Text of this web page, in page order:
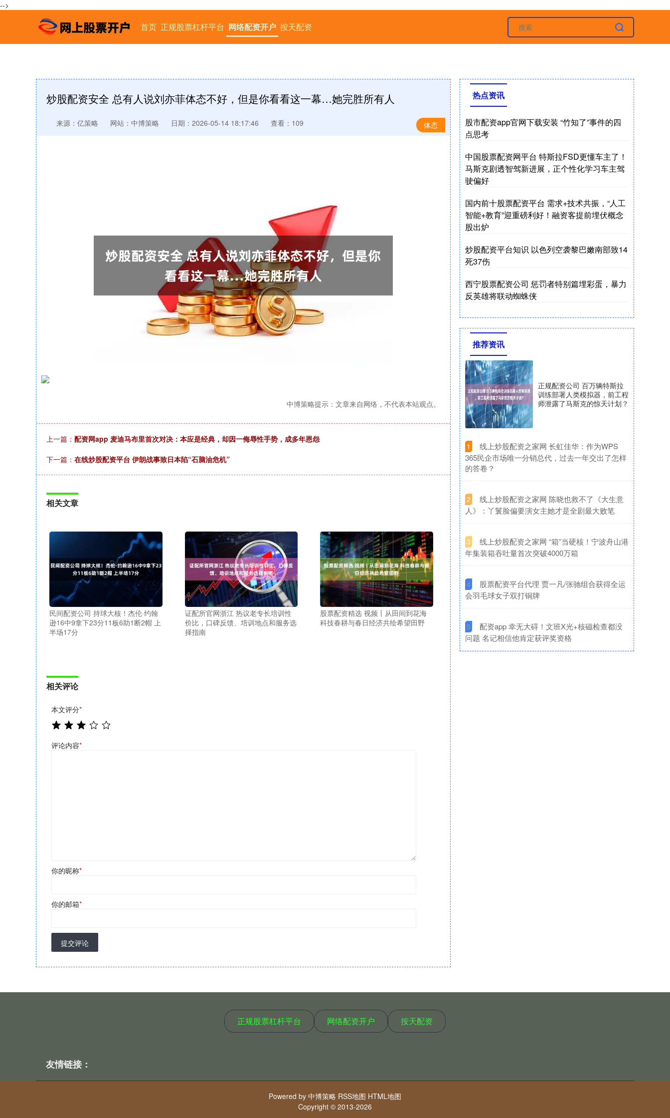
-->
首页 正规股票杠杆平台 网络配资开户 按天配资
炒股配资安全 总有人说刘亦菲体态不好，但是你看看这一幕…她完胜所有人
体态
来源：亿策略 网站：中博策略 日期：2026-05-14 18:17:46 查看：109
中博策略提示：文章来自网络，不代表本站观点。
上一篇： 配资网app 麦迪马布里首次对决：本应是经典，却因一侮辱性手势，成多年恩怨
下一篇： 在线炒股配资平台 伊朗战事致日本陷“石脑油危机”
相关文章
民间配资公司 持球大核！杰伦·约翰
逊16中9拿下23分11板6助1断2帽 上
半场17分
证配所官网浙江 热议老专长培训性
价比，口碑反馈、培训地点和服务选
择指南
股票配资精选 视频丨从田间到花海
科技春耕与春日经济共绘希望田野
相关评论
本文评分*
评论内容*
你的昵称*
你的邮箱*
提交评论
热点资讯
股市配资app官网下载安装 “竹知了”事件的四
点思考
中国股票配资网平台 特斯拉FSD更懂车主了！
马斯克剧透智驾新进展，正个性化学习车主驾
驶偏好
国内前十股票配资平台 需求+技术共振，“人工
智能+教育”迎重磅利好！融资客提前埋伏概念
股出炉
炒股配资平台知识 以色列空袭黎巴嫩南部致14
死37伤
西宁股票配资公司 惩罚者特别篇埋彩蛋，暴力
反英雄将联动蜘蛛侠
推荐资讯
正规配资公司 百万辆特斯拉
训练部署人类模拟器，前工程
师泄露了马斯克的惊天计划？
1
​线上炒股配资之家网 长虹佳华：作为WPS
365民企市场唯一分销总代，过去一年交出了怎样
的答卷？
2
​线上炒股配资之家网 陈晓也救不了《大生意
人》：丫鬟脸偏要演女主她才是全剧最大败笔
3
​线上炒股配资之家网 “箱”当硬核！宁波舟山港
年集装箱吞吐量首次突破4000万箱
4
​股票配资平台代理 贾一凡/张驰组合获得全运
会羽毛球女子双打铜牌
5
​配资app 幸无大碍！文班X光+核磁检查都没
问题 名记相信他肯定获评奖资格
正规股票杠杆平台 网络配资开户 按天配资
友情链接：
Powered by 中博策略 RSS地图 HTML地图
Copyright © 2013-2026